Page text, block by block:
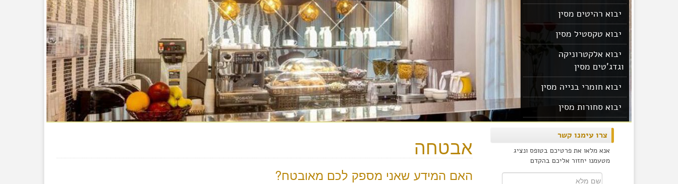
יבוא רהיטים מסין
יבוא טקסטיל מסין
יבוא אלקטרוניקה
וגדג'טים מסין
יבוא חומרי בנייה מסין
יבוא סחורות מסין
יבוא מוצרים מסין
אבטחה
האם המידע שאני מספק לכם מאובטח?
צרו עימנו קשר
אנא מלאו את פרטיכם בטופס ונציג
מטעמנו יחזור אליכם בהקדם